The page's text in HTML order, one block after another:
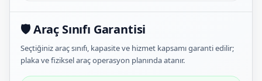
🛡️ Araç Sınıfı Garantisi
Seçtiğiniz araç sınıfı, kapasite ve hizmet kapsamı garanti edilir;
plaka ve fiziksel araç operasyon planında atanır.